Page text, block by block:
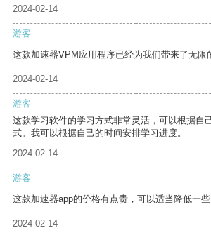
2024-02-14
游客
这款加速器VPM应用程序已经为我们带来了无限
2024-02-14
游客
这款学习软件的学习方式非常灵活，可以根据自
式。我可以根据自己的时间安排学习进度。
2024-02-14
游客
这款加速器app的价格有点贵，可以适当降低一些
2024-02-14